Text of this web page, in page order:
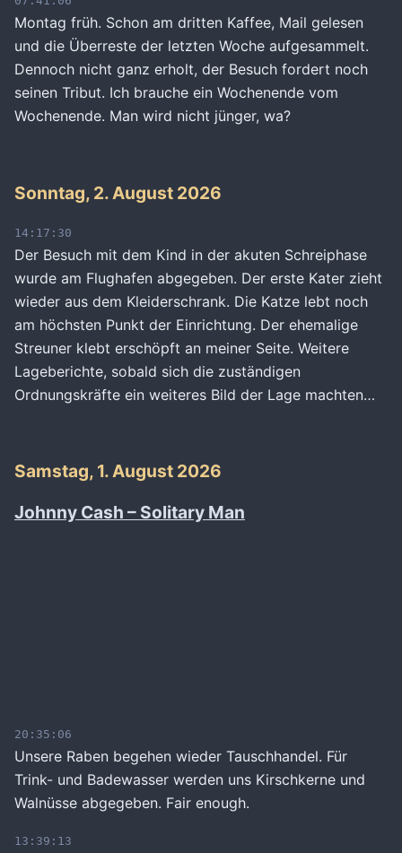
Montag früh. Schon am dritten Kaffee, Mail gelesen
und die Überreste der letzten Woche aufgesammelt.
Dennoch nicht ganz erholt, der Besuch fordert noch
seinen Tribut. Ich brauche ein Wochenende vom
Wochenende. Man wird nicht jünger, wa?
Sonntag, 2. August 2026
14:17:30
Der Besuch mit dem Kind in der akuten Schreiphase
wurde am Flughafen abgegeben. Der erste Kater zieht
wieder aus dem Kleiderschrank. Die Katze lebt noch
am höchsten Punkt der Einrichtung. Der ehemalige
Streuner klebt erschöpft an meiner Seite. Weitere
Lageberichte, sobald sich die zuständigen
Ordnungskräfte ein weiteres Bild der Lage machten…
Samstag, 1. August 2026
Johnny Cash – Solitary Man
20:35:06
Unsere Raben begehen wieder Tauschhandel. Für
Trink- und Badewasser werden uns Kirschkerne und
Walnüsse abgegeben. Fair enough.
13:39:13